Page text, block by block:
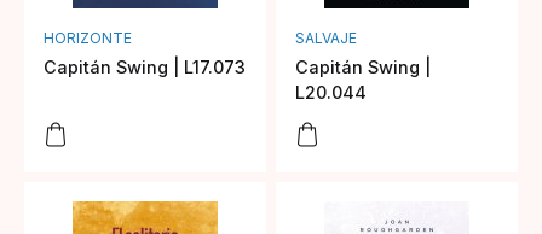
HORIZONTE
Capitán Swing | L17.073
SALVAJE
Capitán Swing |
L20.044